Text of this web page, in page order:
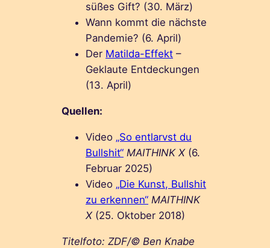
süßes Gift? (30. März)
Wann kommt die nächste
Pandemie? (6. April)
Der Matilda-Effekt –
Geklaute Entdeckungen
(13. April)
Quellen:
Video „So entlarvst du
Bullshit“ MAITHINK X(6.
Februar 2025)
Video „Die Kunst, Bullshit
zu erkennen“ MAITHINK
X(25. Oktober 2018)
Titelfoto: ZDF/© Ben Knabe